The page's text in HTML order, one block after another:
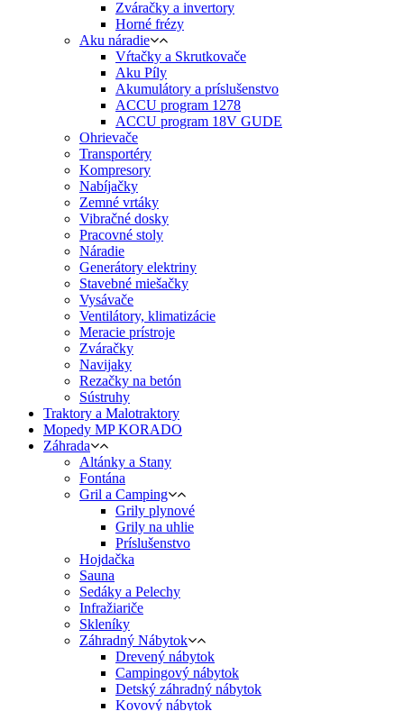
Zváračky a invertory
Horné frézy
Aku náradie
Vŕtačky a Skrutkovače
Aku Píly
Akumulátory a príslušenstvo
ACCU program 1278
ACCU program 18V GUDE
Ohrievače
Transportéry
Kompresory
Nabíjačky
Zemné vrtáky
Vibračné dosky
Pracovné stoly
Náradie
Generátory elektriny
Stavebné miešačky
Vysávače
Ventilátory, klimatizácie
Meracie prístroje
Zváračky
Navijaky
Rezačky na betón
Sústruhy
Traktory a Malotraktory
Mopedy MP KORADO
Záhrada
Altánky a Stany
Fontána
Gril a Camping
Grily plynové
Grily na uhlie
Príslušenstvo
Hojdačka
Sauna
Sedáky a Pelechy
Infražiariče
Skleníky
Záhradný Nábytok
Drevený nábytok
Campingový nábytok
Detský záhradný nábytok
Kovový nábytok